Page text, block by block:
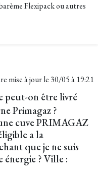
Flexipack ou autres
mise à jour le 30/05 à 19:21
peut-on être livré
Primagaz ?
cuve PRIMAGAZ
a la
que je ne suis
énergie ? Ville :